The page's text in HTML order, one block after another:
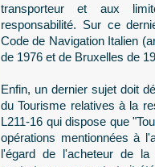
transporteur et aux
responsabilité. Sur ce
Code de Navigation Italien
de 1976 et de Bruxelles de
Enfin, un dernier sujet doit
du Tourisme relatives à la
L211-16 qui dispose que
opérations mentionnées à
l'égard de l'acheteur de la